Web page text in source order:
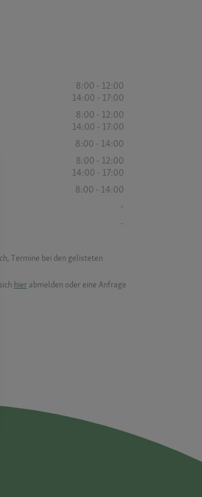
8:00 - 12:00
14:00 - 17:00
8:00 - 12:00
14:00 - 17:00
8:00 - 14:00
8:00 - 12:00
14:00 - 17:00
8:00 - 14:00
-
-
Termine bei den gelisteten
hier abmelden oder eine Anfrage